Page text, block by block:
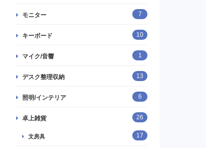
モニター 7
キーボード 10
マイク/音響 1
デスク整理収納 13
照明/インテリア 6
卓上雑貨 26
文房具 17